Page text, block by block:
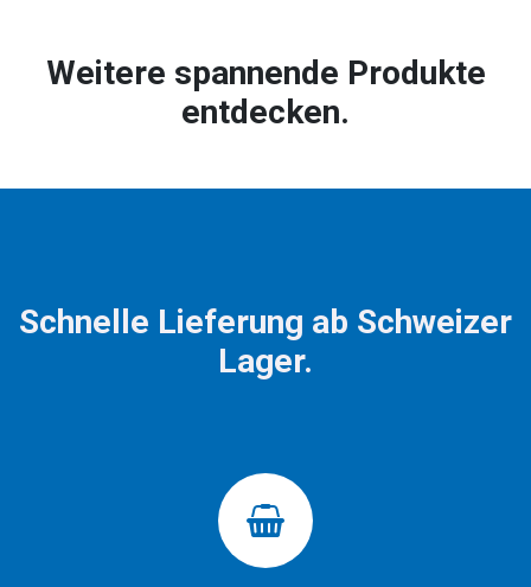
Weitere spannende Produkte
entdecken.
Schnelle Lieferung ab Schweizer
Lager.